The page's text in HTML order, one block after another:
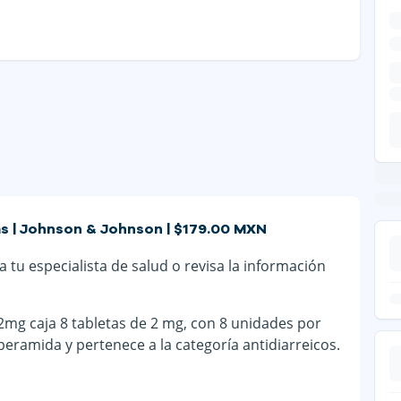
Johnson & Johnson | $179.00 MXN
especialista de salud o revisa la información
caja 8 tabletas de 2 mg, con 8 unidades por
y pertenece a la categoría antidiarreicos.